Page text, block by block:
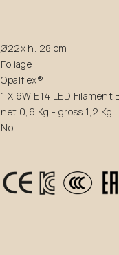
Ø22x h. 28 cm
Foliage
Opalflex®
1 X 6W E14 LED Filament
net 0,6 Kg - gross 1,2 Kg
No